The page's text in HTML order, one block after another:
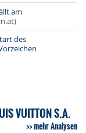
am
des
VUITTON S.A.
mehr Analysen